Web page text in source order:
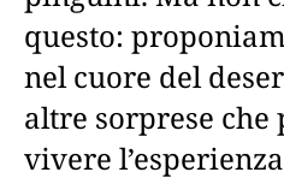
questo:
nel cuore del
altre sorprese che
vivere